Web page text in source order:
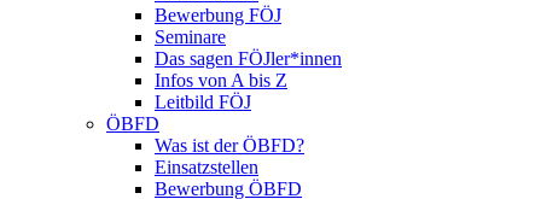
Bewerbung FÖJ
Seminare
Das sagen FÖJler*innen
Infos von A bis Z
Leitbild FÖJ
ÖBFD
Was ist der ÖBFD?
Einsatzstellen
Bewerbung ÖBFD